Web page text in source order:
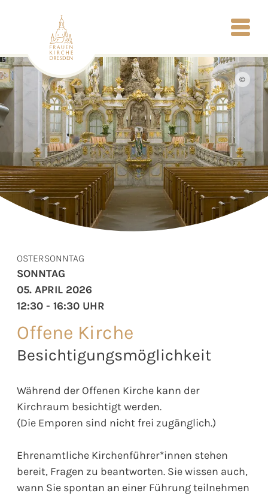
©
Offene Kirche
Besichtigungsmöglichkeit
Während der Offenen Kirche kann der
Kirchraum besichtigt werden.
(Die Emporen sind nicht frei zugänglich.)
Ehrenamtliche Kirchenführer*innen stehen
bereit, Fragen zu beantworten. Sie wissen auch,
wann Sie spontan an einer Führung teilnehmen
OSTERSONNTAG
SONNTAG
05. APRIL 2026
12:30 - 16:30 UHR